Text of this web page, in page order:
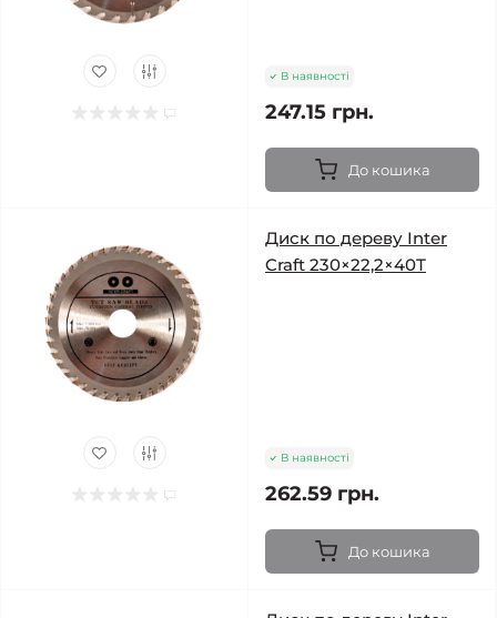
В наявності
247.15 грн.
До кошика
Диск по дереву Inter
Craft 230×22,2×40Т
В наявності
262.59 грн.
До кошика